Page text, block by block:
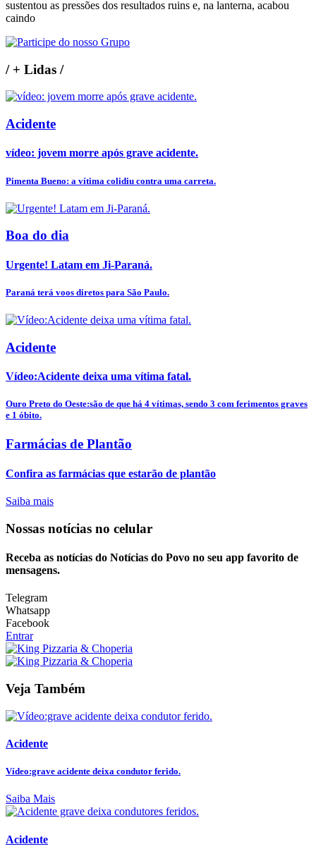
sustentou as pressões dos resultados ruins e, na lanterna, acabou
caindo
/+ Lidas /
Acidente
vídeo: jovem morre após grave acidente.
Pimenta Bueno: a vítima colidiu contra uma carreta.
Boa do dia
Urgente! Latam em Ji-Paraná.
Paraná terá voos diretos para São Paulo.
Acidente
Vídeo:Acidente deixa uma vítima fatal.
Ouro Preto do Oeste:são de que há 4 vítimas, sendo 3 com ferimentos graves
e 1 óbito.
Farmácias de Plantão
Confira as farmácias que estarão de plantão
Saiba mais
Nossas notícias no celular
Receba as notícias do Notícias do Povo no seu app favorito de
mensagens.
Telegram
Whatsapp
Facebook
Entrar
Veja Também
Acidente
Vídeo:grave acidente deixa condutor ferido.
Saiba Mais
Acidente